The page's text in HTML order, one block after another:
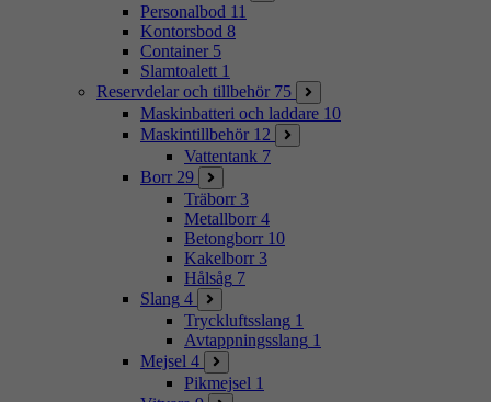
Personalbod 11
Kontorsbod 8
Container 5
Slamtoalett 1
Reservdelar och tillbehör 75
Maskinbatteri och laddare 10
Maskintillbehör 12
Vattentank 7
Borr 29
Träborr 3
Metallborr 4
Betongborr 10
Kakelborr 3
Hålsåg 7
Slang 4
Tryckluftsslang 1
Avtappningsslang 1
Mejsel 4
Pikmejsel 1